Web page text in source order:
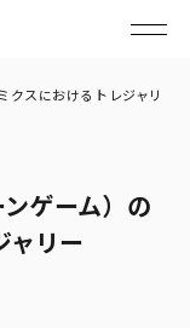
クスにおけるトレジャリ
ゲーム）の
ャリー